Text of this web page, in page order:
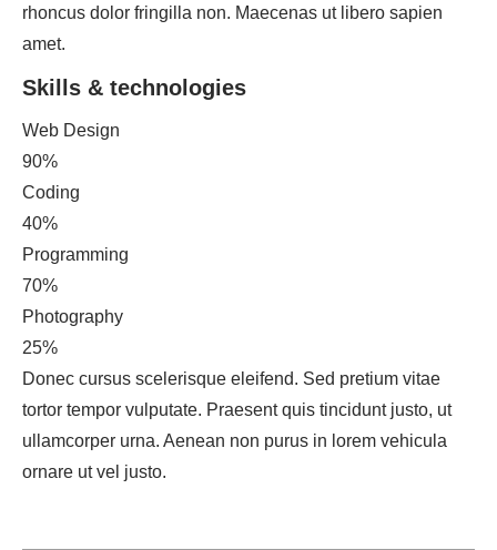
rhoncus dolor fringilla non. Maecenas ut libero sapien
amet.
Skills & technologies
Web Design
90%
Coding
40%
Programming
70%
Photography
25%
Donec cursus scelerisque eleifend. Sed pretium vitae
tortor tempor vulputate. Praesent quis tincidunt justo, ut
ullamcorper urna. Aenean non purus in lorem vehicula
ornare ut vel justo.